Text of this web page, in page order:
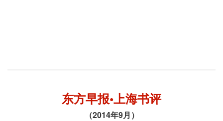
东方早报•上海书评
（2014年9月）